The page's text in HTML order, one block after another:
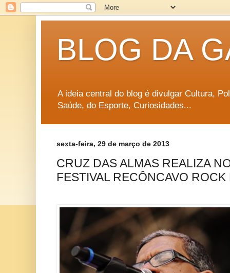
BLOG DA
A ideia central do blog é divulgar Cultura,
Saúde, do Esporte, Curiosidades...
sexta-feira, 29 de março de 2013
CRUZ DAS ALMAS REALIZA
FESTIVAL RECÔNCAVO ROCK